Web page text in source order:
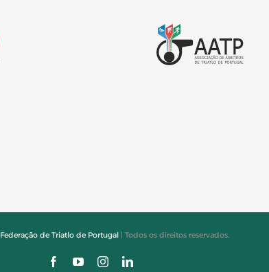
Federação de Triatlo de Portugal | Todos os direitos reservados.
FacebookYouTubeInstagramLinkedIn